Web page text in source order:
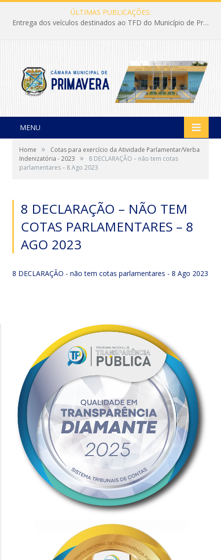
ÚLTIMAS PUBLICAÇÕES:
Entrega dos veículos destinados ao TFD do Município de Primavera
MENU
Home »
Cotas para exercício da Atividade Parlamentar/Verba
Indenizatória - 2023
»
8 DECLARAÇÃO – não tem cotas
parlamentares – 8 Ago 2023
8 DECLARAÇÃO – NÃO TEM
COTAS PARLAMENTARES – 8
AGO 2023
8 DECLARAÇÃO - não tem cotas parlamentares - 8 Ago 2023